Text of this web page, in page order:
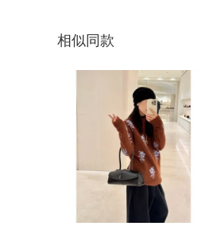
相似同款